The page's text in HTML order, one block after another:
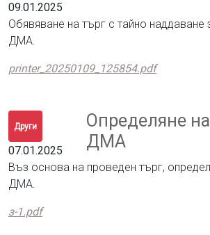
09.01.2025
Обявяване на търг с тайно
ДМА.
printer_20250109_125854.pdf
Други
07.01.2025
Определяне
ДМА
Въз основа на проведен търг,
ДМА.
з-1.pdf